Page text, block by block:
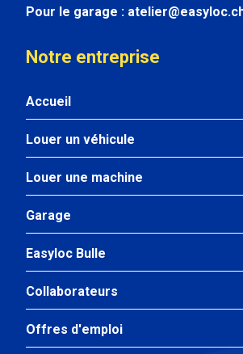
Pour le garage :
Notre entreprise
Accueil
Louer un véhicule
Louer une machine
Garage
Easyloc Bulle
Collaborateurs
Offres d'emploi